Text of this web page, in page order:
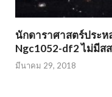
นักดาราศาสตร์ประห
Ngc1052-df2 ไม่มีส
มีนาคม 29, 2018